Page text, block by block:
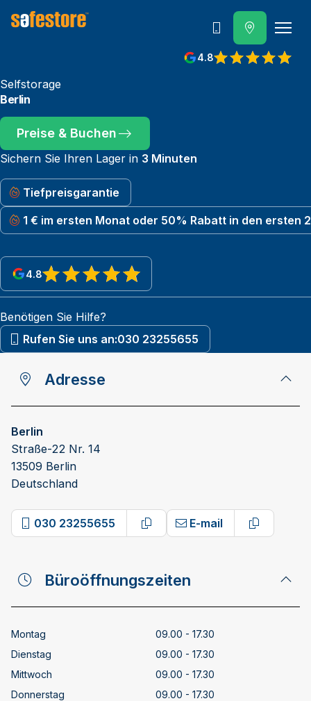
4.8
Anruf
Selfstorage
Berlin
Preise & Buchen
Sichern Sie Ihren Lager in 3 Minuten
Tiefpreisgarantie
1 € im ersten Monat oder 50% Rabatt in den ersten
4.8
View reviews on Google
Benötigen Sie Hilfe?
Rufen Sie uns an:030 23255655
Adresse
Berlin
Straße-22 Nr. 14
13509 Berlin
Deutschland
030 23255655
Copy phone number
E-mail
Copy
Büroöffnungszeiten
Montag
09.00 - 17.30
Dienstag
09.00 - 17.30
Mittwoch
09.00 - 17.30
Donnerstag
09.00 - 17.30